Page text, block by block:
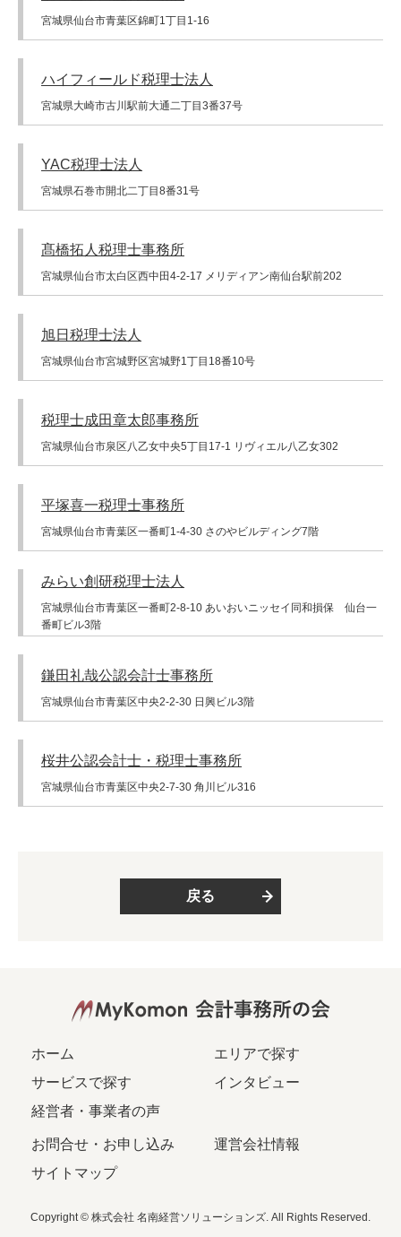
宮城県仙台市青葉区錦町1丁目1-16
ハイフィールド税理士法人
宮城県大崎市古川駅前大通二丁目3番37号
YAC税理士法人
宮城県石巻市開北二丁目8番31号
髙橋拓人税理士事務所
宮城県仙台市太白区西中田4-2-17 メリディアン南仙台駅前202
旭日税理士法人
宮城県仙台市宮城野区宮城野1丁目18番10号
税理士成田章太郎事務所
宮城県仙台市泉区八乙女中央5丁目17-1 リヴィエル八乙女302
平塚喜一税理士事務所
宮城県仙台市青葉区一番町1-4-30 さのやビルディング7階
みらい創研税理士法人
宮城県仙台市青葉区一番町2-8-10 あいおいニッセイ同和損保 仙台一
番町ビル3階
鎌田礼哉公認会計士事務所
宮城県仙台市青葉区中央2-2-30 日興ビル3階
桜井公認会計士・税理士事務所
宮城県仙台市青葉区中央2-7-30 角川ビル316
戻る
ホーム
エリアで探す
サービスで探す
インタビュー
経営者・事業者の声
お問合せ・お申し込み
運営会社情報
サイトマップ
Copyright © 株式会社 名南経営ソリューションズ. All Rights Reserved.